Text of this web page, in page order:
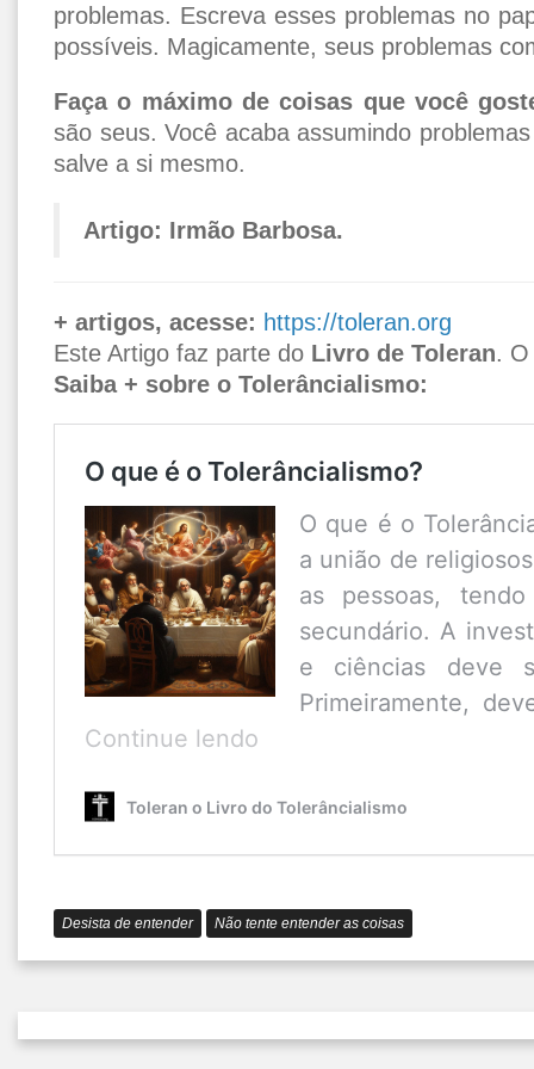
problemas. Escreva esses problemas no
possíveis. Magicamente, seus problemas
Faça o máximo de coisas que você
são seus. Você acaba assumindo
salve a si mesmo.
Artigo: Irmão Barbosa.
+ artigos, acesse: https://toleran.org
Este Artigo faz parte do Livro de Toleran. O
Saiba + sobre o Tolerâncialismo:
O que é o Tolerâncialismo?
O que é o
a união de
as pessoas,
secundário. A
e ciências deve
Primeiramente,
Continue lendo
é
Toleran o Livro do Tolerâncialismo
Desista de entender Não tente entender as coisas